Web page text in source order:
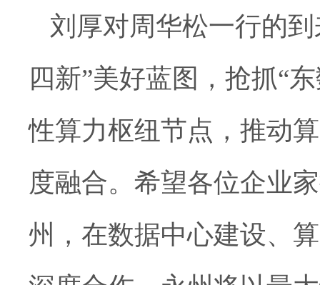
刘厚对周华松一行的
四新”美好蓝图，抢抓“
性算力枢纽节点，推动
度融合。希望各位企业
州，在数据中心建设、